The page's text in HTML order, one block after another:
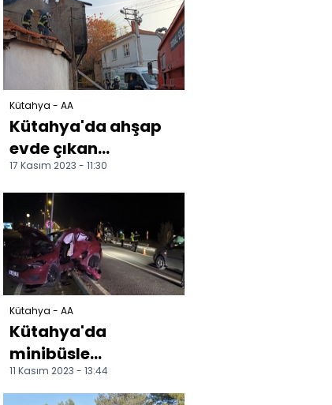
mesle...
Kütahya - AA
Kütahya'da ahşap
evde çıkan
yangında bir kişi
öldü
17 Kasım 2023 - 11:30
Kütahya - AA
Kütahya'da
minibüsle
otomobilin
çarpıştığı kazada 2
11 Kasım 2023 - 13:44